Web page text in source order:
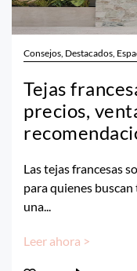
Consejos, Destacados,
Tejas
precios,
Las tejas francesas
para quienes
una...
Leer ahora >